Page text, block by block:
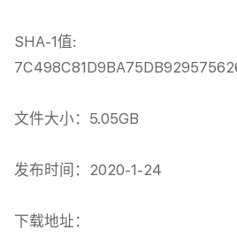
SHA-1值:
文件大小：5.05GB
发布时间：2020-1-24
下载地址：